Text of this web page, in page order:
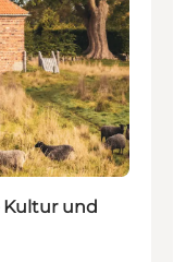
Kultur und